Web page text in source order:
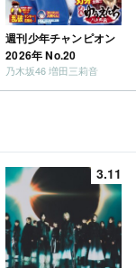
週刊少年チャンピオン
2026年 No.20
乃木坂46 増田三莉音
3.11